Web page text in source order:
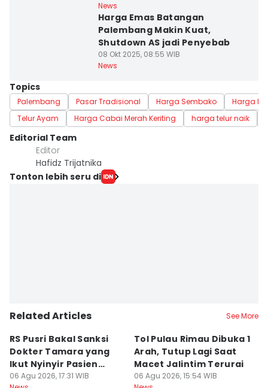
News
Harga Emas Batangan
Palembang Makin Kuat,
Shutdown AS jadi Penyebab
08 Okt 2025, 08:55 WIB
News
Topics
Palembang Pasar Tradisional Harga Sembako
Harga
Telur Ayam
Harga Cabai Merah Keriting harga telur naik
Editorial Team
Editor
Hafidz Trijatnika
Tonton lebih seru di
Related Articles See More
RS Pusri Bakal Sanksi
Dokter Tamara yang
Ikut Nyinyir Pasien
Yurizal
06 Agu 2026, 17:31 WIB
Tol Pulau Rimau Dibuka 1
Arah, Tutup Lagi Saat
Macet Jalintim Terurai
06 Agu 2026, 15:54 WIB